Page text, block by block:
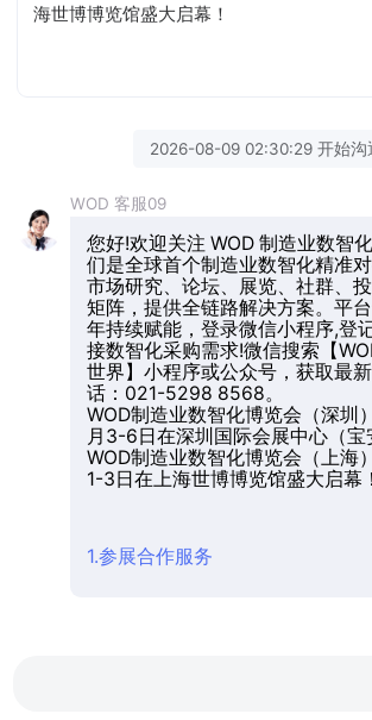
海世博博览馆盛大启幕！
2026-08-09 02:30:29 开始沟
WOD 客服09
您好!欢迎关注 WOD 制造业数智
们是全球首个制造业数智化精准
市场研究、论坛、展览、社群、
矩阵，提供全链路解决方案。平
年持续赋能，登录微信小程序,登
接数智化采购需求!微信搜索【
世界】小程序或公众号，获取最
话：021-5298 8568。
WOD制造业数智化博览会（深圳
月3-6日在深圳国际会展中心（宝
WOD制造业数智化博览会（上海
1-3日在上海世博博览馆盛大启幕！
1.参展合作服务